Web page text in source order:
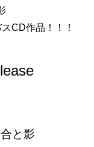
CD作品！！！
と影